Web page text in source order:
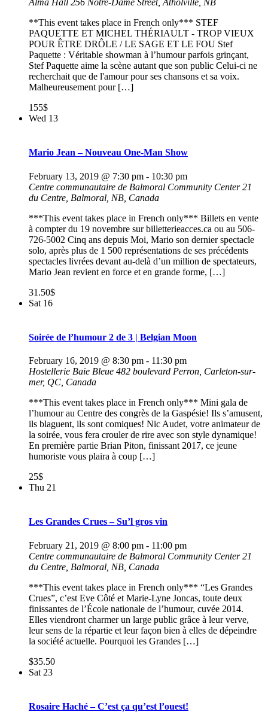
Alma Hall 256 Notre-Dame Street, Atholville, NB
**This event takes place in French only*** STEF
PAQUETTE ET MICHEL THÉRIAULT - TROP VIEUX
POUR ÊTRE DRÔLE / LE SAGE ET LE FOU Stef
Paquette : Véritable showman à l’humour parfois grinçant,
Stef Paquette aime la scène autant que son public Celui-ci ne
recherchait que de l'amour pour ses chansons et sa voix.
Malheureusement pour […]
155$
Wed 13
Mario Jean – Nouveau One-Man Show
February 13, 2019 @ 7:30 pm - 10:30 pm
Centre communautaire de Balmoral Community Center21
du Centre, Balmoral, NB, Canada
***This event takes place in French only*** Billets en vente
à compter du 19 novembre sur billetterieacces.ca ou au 506-
726-5002 Cinq ans depuis Moi, Mario son dernier spectacle
solo, après plus de 1 500 représentations de ses précédents
spectacles livrées devant au-delà d’un million de spectateurs,
Mario Jean revient en force et en grande forme, […]
31.50$
Sat 16
Soirée de l’humour 2 de 3 | Belgian Moon
February 16, 2019 @ 8:30 pm - 11:30 pm
Hostellerie Baie Bleue 482 boulevard Perron, Carleton-sur-
mer, QC, Canada
***This event takes place in French only*** Mini gala de
l’humour au Centre des congrès de la Gaspésie! Ils s’amusent,
ils blaguent, ils sont comiques! Nic Audet, votre animateur de
la soirée, vous fera crouler de rire avec son style dynamique!
En première partie Brian Piton, finissant 2017, ce jeune
humoriste vous plaira à coup […]
25$
Thu 21
Les Grandes Crues – Su’l gros vin
February 21, 2019 @ 8:00 pm - 11:00 pm
Centre communautaire de Balmoral Community Center21
du Centre, Balmoral, NB, Canada
***This event takes place in French only*** “Les Grandes
Crues”, c’est Eve Côté et Marie-Lyne Joncas, toute deux
finissantes de l’École nationale de l’humour, cuvée 2014.
Elles viendront charmer un large public grâce à leur verve,
leur sens de la répartie et leur façon bien à elles de dépeindre
la société actuelle. Pourquoi les Grandes […]
$35.50
Sat 23
Rosaire Haché – C’est ça qu’est l’ouest!